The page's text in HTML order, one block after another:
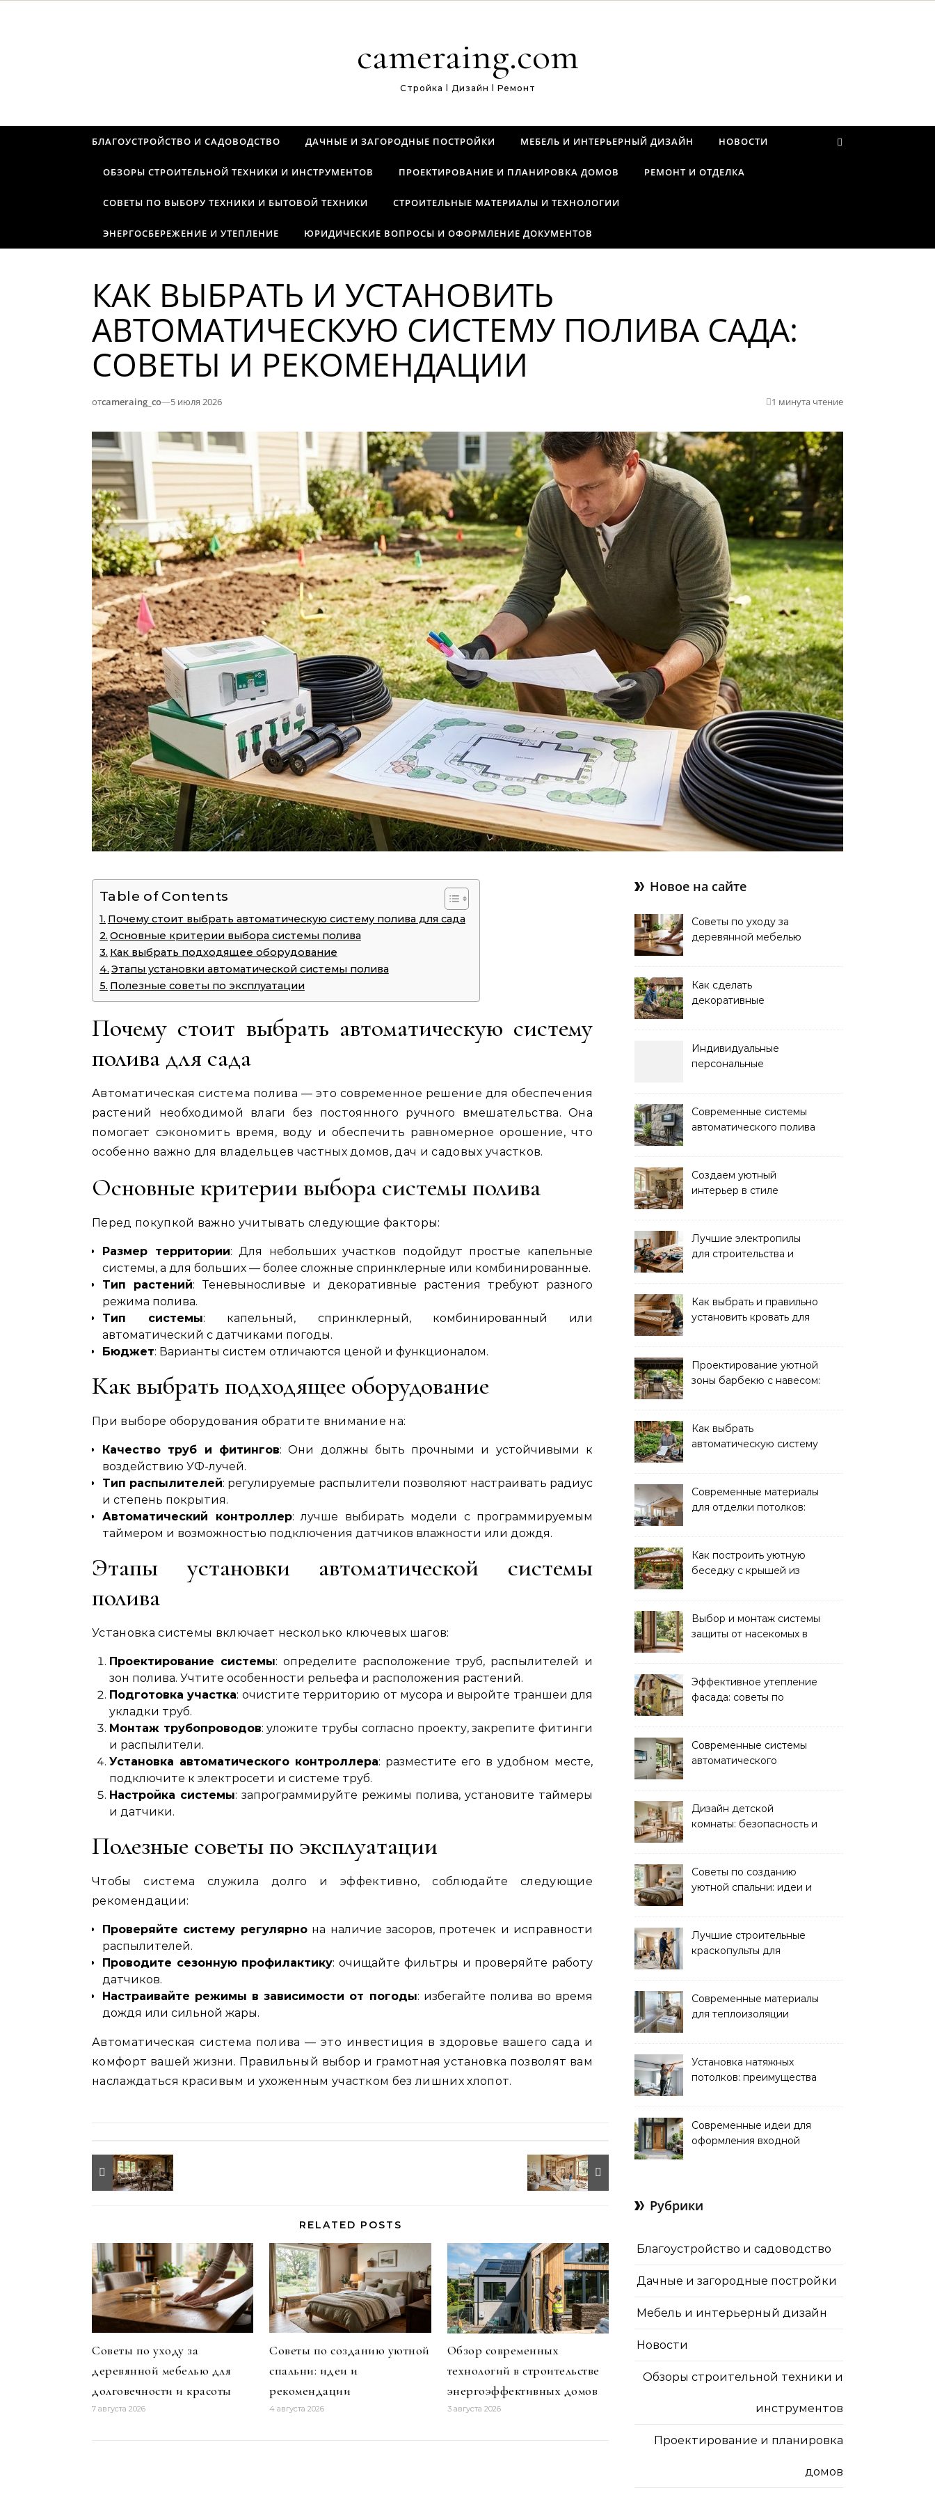
cameraing.com
Стройка l Дизайн l Ремонт
БЛАГОУСТРОЙСТВО И САДОВОДСТВО ДАЧНЫЕ И ЗАГОРОДНЫЕ ПОСТРОЙКИ МЕБЕЛЬ И ИНТЕРЬЕРНЫЙ ДИЗАЙН НОВОСТИ
ОБЗОРЫ СТРОИТЕЛЬНОЙ ТЕХНИКИ И ИНСТРУМЕНТОВ ПРОЕКТИРОВАНИЕ И ПЛАНИРОВКА ДОМОВ РЕМОНТ И ОТДЕЛКА
СОВЕТЫ ПО ВЫБОРУ ТЕХНИКИ И БЫТОВОЙ ТЕХНИКИ СТРОИТЕЛЬНЫЕ МАТЕРИАЛЫ И ТЕХНОЛОГИИ
ЭНЕРГОСБЕРЕЖЕНИЕ И УТЕПЛЕНИЕ ЮРИДИЧЕСКИЕ ВОПРОСЫ И ОФОРМЛЕНИЕ ДОКУМЕНТОВ
КАК ВЫБРАТЬ И УСТАНОВИТЬ
АВТОМАТИЧЕСКУЮ СИСТЕМУ ПОЛИВА САДА:
СОВЕТЫ И РЕКОМЕНДАЦИИ
отcameraing_co—5 июля 2026 1 минута чтение
Table of Contents
Почему стоит выбрать автоматическую систему полива для сада
Основные критерии выбора системы полива
Как выбрать подходящее оборудование
Этапы установки автоматической системы полива
Полезные советы по эксплуатации
Почему стоит выбрать автоматическую систему
полива для сада
Автоматическая система полива — это современное решение для обеспечения
растений необходимой влаги без постоянного ручного вмешательства. Она
помогает сэкономить время, воду и обеспечить равномерное орошение, что
особенно важно для владельцев частных домов, дач и садовых участков.
Основные критерии выбора системы полива
Перед покупкой важно учитывать следующие факторы:
Размер территории: Для небольших участков подойдут простые капельные
системы, а для больших — более сложные спринклерные или комбинированные.
Тип растений: Теневыносливые и декоративные растения требуют разного
режима полива.
Тип системы: капельный, спринклерный, комбинированный или
автоматический с датчиками погоды.
Бюджет: Варианты систем отличаются ценой и функционалом.
Как выбрать подходящее оборудование
При выборе оборудования обратите внимание на:
Качество труб и фитингов: Они должны быть прочными и устойчивыми к
воздействию УФ-лучей.
Тип распылителей: регулируемые распылители позволяют настраивать радиус
и степень покрытия.
Автоматический контроллер: лучше выбирать модели с программируемым
таймером и возможностью подключения датчиков влажности или дождя.
Этапы установки автоматической системы
полива
Установка системы включает несколько ключевых шагов:
Проектирование системы: определите расположение труб, распылителей и
зон полива. Учтите особенности рельефа и расположения растений.
Подготовка участка: очистите территорию от мусора и выройте траншеи для
укладки труб.
Монтаж трубопроводов: уложите трубы согласно проекту, закрепите фитинги
и распылители.
Установка автоматического контроллера: разместите его в удобном месте,
подключите к электросети и системе труб.
Настройка системы: запрограммируйте режимы полива, установите таймеры
и датчики.
Полезные советы по эксплуатации
Чтобы система служила долго и эффективно, соблюдайте следующие
рекомендации:
Проверяйте систему регулярнона наличие засоров, протечек и исправности
распылителей.
Проводите сезонную профилактику: очищайте фильтры и проверяйте работу
датчиков.
Настраивайте режимы в зависимости от погоды: избегайте полива во время
дождя или сильной жары.
Автоматическая система полива — это инвестиция в здоровье вашего сада и
комфорт вашей жизни. Правильный выбор и грамотная установка позволят вам
наслаждаться красивым и ухоженным участком без лишних хлопот.
RELATED POSTS
Советы по уходу за
деревянной мебелью для
долговечности и красоты
7 августа 2026
Советы по созданию уютной
спальни: идеи и
рекомендации
4 августа 2026
Обзор современных
технологий в строительстве
энергоэффективных домов
3 августа 2026
Новое на сайте
Советы по уходу за
деревянной мебелью
Как сделать
декоративные
пошаговая инструкция
Индивидуальные
персональные
Современные системы
автоматического полива
Создаем уютный
интерьер в стиле
Лучшие электропилы
для строительства и
Как выбрать и правильно
установить кровать для
Проектирование уютной
зоны барбекю с навесом:
Как выбрать
автоматическую систему
Современные материалы
для отделки потолков:
Как построить уютную
беседку с крышей из
Выбор и монтаж системы
защиты от насекомых в
Эффективное утепление
фасада: советы по
Современные системы
автоматического
Дизайн детской
комнаты: безопасность и
Советы по созданию
уютной спальни: идеи и
Лучшие строительные
краскопульты для
окрашивания
Современные материалы
для теплоизоляции
Установка натяжных
потолков: преимущества
Современные идеи для
оформления входной
Рубрики
Благоустройство и садоводство
Дачные и загородные постройки
Мебель и интерьерный дизайн
Новости
Обзоры строительной техники и
инструментов
Проектирование и планировка
домов